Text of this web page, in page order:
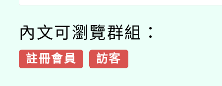
內文可瀏覽群組：
註冊會員 訪客